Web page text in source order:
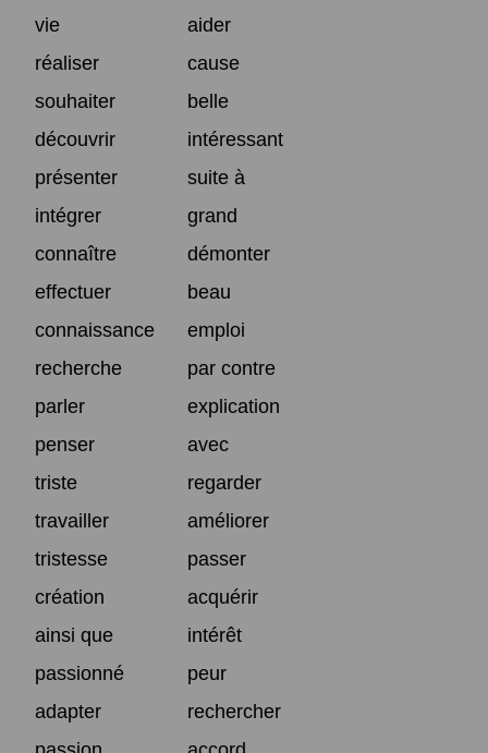
vie
aider
réaliser
cause
souhaiter
belle
découvrir
intéressant
présenter
suite à
intégrer
grand
connaître
démonter
effectuer
beau
connaissance
emploi
recherche
par contre
parler
explication
penser
avec
triste
regarder
travailler
améliorer
tristesse
passer
création
acquérir
ainsi que
intérêt
passionné
peur
adapter
rechercher